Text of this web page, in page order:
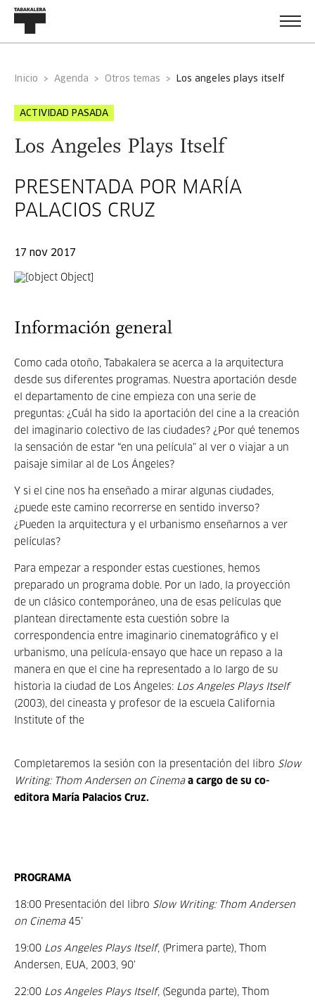
Inicio Agenda Otros temas los angeles plays itself
ACTIVIDAD PASADA
Los Angeles Plays Itself
PRESENTADA POR MARÍA
PALACIOS CRUZ
17 nov 2017
Información general
Como cada otoño, Tabakalera se acerca a la arquitectura
desde sus diferentes programas. Nuestra aportación desde
el departamento de cine empieza con una serie de
preguntas: ¿Cuál ha sido la aportación del cine a la creación
del imaginario colectivo de las ciudades? ¿Por qué tenemos
la sensación de estar “en una película” al ver o viajar a un
paisaje similar al de Los Ángeles?
Y si el cine nos ha enseñado a mirar algunas ciudades,
¿puede este camino recorrerse en sentido inverso?
¿Pueden la arquitectura y el urbanismo enseñarnos a ver
películas?
Para empezar a responder estas cuestiones, hemos
preparado un programa doble. Por un lado, la proyección
de un clásico contemporáneo, una de esas películas que
plantean directamente esta cuestión sobre la
correspondencia entre imaginario cinematográfico y el
urbanismo, una película-ensayo que hace un repaso a la
manera en que el cine ha representado a lo largo de su
historia la ciudad de Los Ángeles: Los Angeles Plays Itself
(2003), del cineasta y profesor de la escuela California
Institute of the
Completaremos la sesión con la presentación del libro Slow
Writing: Thom Andersen on Cinemaa cargo de su co-
editora María Palacios Cruz.
PROGRAMA
18:00 Presentación del libro Slow Writing: Thom Andersen
on Cinema 45’
19:00 Los Angeles Plays Itself, (Primera parte), Thom
Andersen, EUA, 2003, 90’
22:00 Los Angeles Plays Itself, (Segunda parte), Thom